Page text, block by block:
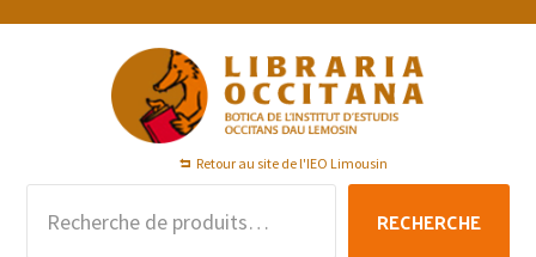
Passer
Passer
Passer
Retour au site de l'IEO Limousin
pour :
RECHERCHE